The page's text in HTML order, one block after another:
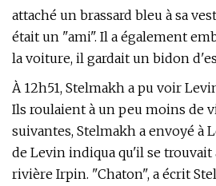
attaché un brassard bleu à sa
était un "ami". Il a également
la voiture, il gardait un bidon
À 12h51, Stelmakh a pu voir
Ils roulaient à un peu moins de
suivantes, Stelmakh a envoyé à
de Levin indiqua qu'il se
rivière Irpin. "Chaton", a écrit